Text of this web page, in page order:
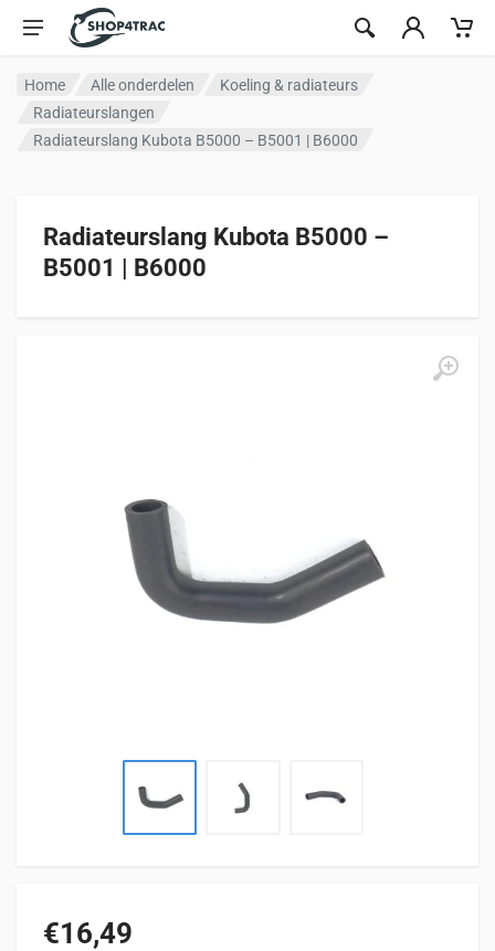
Ga naar inhoud
Home Alle onderdelen
Koeling & radiateurs
Radiateurslangen
Radiateurslang Kubota B5000 – B5001 | B6000
Radiateurslang Kubota B5000 –
B5001 | B6000
€16,49